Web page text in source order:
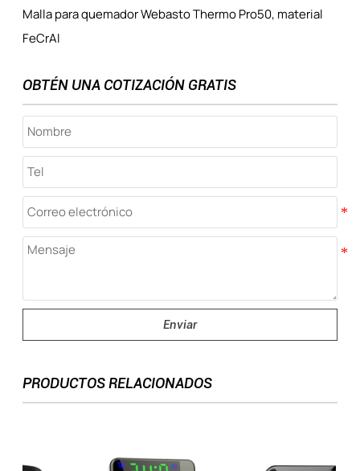
Malla para quemador Webasto Thermo Pro50, material
FeCrAl
OBTÉN UNA COTIZACIÓN GRATIS
Enviar
PRODUCTOS RELACIONADOS